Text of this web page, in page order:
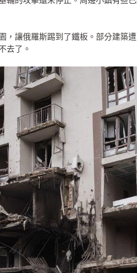
，讓俄羅斯踢到了鐵板。部分建築
去了。